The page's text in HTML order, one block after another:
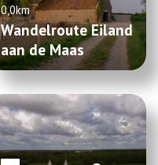
0,0km
Wandelroute Eiland
aan de Maas